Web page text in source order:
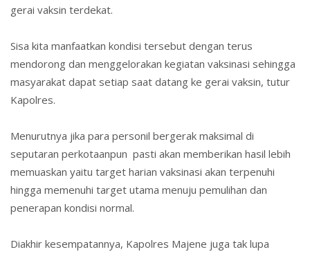
gerai vaksin terdekat.
Sisa kita manfaatkan kondisi tersebut dengan terus
mendorong dan menggelorakan kegiatan vaksinasi sehingga
masyarakat dapat setiap saat datang ke gerai vaksin, tutur
Kapolres.
Menurutnya jika para personil bergerak maksimal di
seputaran perkotaanpun pasti akan memberikan hasil lebih
memuaskan yaitu target harian vaksinasi akan terpenuhi
hingga memenuhi target utama menuju pemulihan dan
penerapan kondisi normal.
Diakhir kesempatannya, Kapolres Majene juga tak lupa